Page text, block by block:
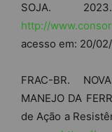
SOJA.
http://
acesso em: 20/
FRAC-BR.
MANEJO DA
de Ação a